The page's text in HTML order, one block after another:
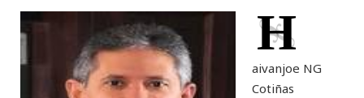
H
aivanjoe NG
Cotiñas